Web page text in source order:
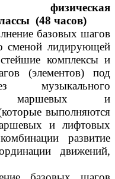
(48 часов)
базовых шагов
сменой лидирующей
комплексы и
(элементов) под
маршевых и
выполняются
и лифтовых
развитие
движений,